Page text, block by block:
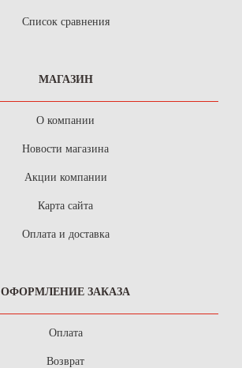
Список сравнения
МАГАЗИН
О компании
Новости магазина
Акции компании
Карта сайта
Оплата и доставка
ОФОРМЛЕНИЕ ЗАКАЗА
Оплата
Возврат